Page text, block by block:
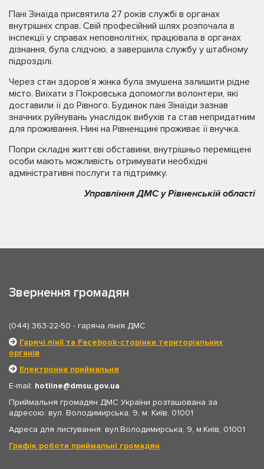
Пані Зінаїда присвятила 27 років службі в органах
внутрішніх справ. Свій професійний шлях розпочала в
інспекції у справах неповнолітніх, працювала в органах
дізнання, була слідчою, а завершила службу у штабному
підрозділі.
Через стан здоров’я жінка була змушена залишити рідне
місто. Виїхати з Покровська допомогли волонтери, які
доставили її до Рівного. Будинок пані Зінаїди зазнав
значних руйнувань унаслідок вибухів та став непридатним
для проживання. Нині на Рівненщині проживає її внучка.
Попри складні життєві обставини, внутрішньо переміщені
особи мають можливість отримувати необхідні
адміністративні послуги та підтримку.
Управління ДМС у Рівненській області
Звернення громадян
(044) 363-22-50 - гаряча лінія ДМС
Гарячі лінії та Facebook-сторінки територіальних
органів
Електронна приймальня
E-mail: hotline
dmsu.gov.ua
Приймальня громадян ДМС України розташована за
адресою: вул. Володимирська, 9, м. Київ, 01001
Адреса для листування: вул.Володимирська, 9, м.Київ, 01001
Графік роботи приймальні громадян